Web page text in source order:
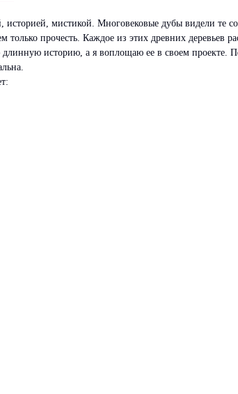
историей, мистикой. Многовековые дубы видели те
только прочесть. Каждое из этих древних деревьев
историю, а я воплощаю ее в своем проекте.